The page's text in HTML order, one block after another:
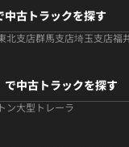
中古トラックを探す
北支店群馬支店埼玉支店福
で中古トラックを探す
ン大型 トレーラ